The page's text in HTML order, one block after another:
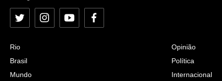
Twitter InstagramYouTubeFacebook
Rio
Brasil
Mundo
Opinião
Política
Internacional